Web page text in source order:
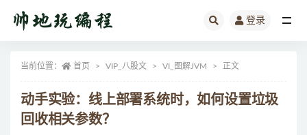
登录
当前位置： 首页 VIP_八股文 VI_图解JVM 正文
动手实验：线上部署系统时，如何设置垃圾
回收相关参数？